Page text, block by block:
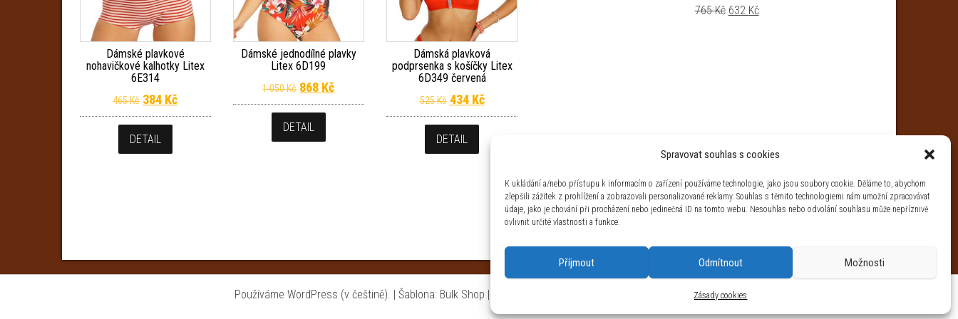
Spravovat souhlas s cookies
K ukládání a/nebo přístupu k informacím o zařízení používáme technologie, jako jsou soubory cookie. Děláme to, abychom
zlepšili zážitek z prohlížení a zobrazovali personalizované reklamy. Souhlas s těmito technologiemi nám umožní zpracovávat
údaje, jako je chování při procházení nebo jedinečná ID na tomto webu. Nesouhlas nebo odvolání souhlasu může nepříznivě
ovlivnit určité vlastnosti a funkce.
Příjmout Odmítnout Možnosti
Zásady cookies
Dámské plavkové
nohavičkové kalhotky Litex
6E314
465Kč Původní cena byla: 465 Kč.
384 KčAktuální cena je: 384 Kč.
DETAIL
Dámské jednodílné plavky
Litex 6D199
1 050Kč Původní cena byla: 1 050 Kč.
868 KčAktuální cena je: 868 Kč.
DETAIL
Dámská plavková
podprsenka s košíčky Litex
6D349 červená
525Kč Původní cena byla: 525 Kč.
434 KčAktuální cena je: 434 Kč.
DETAIL
765Kč Původní cena byla: 765 Kč.
632 KčAktuální cena je: 632 Kč.
Používáme WordPress (v češtině). | Šablona: Bulk Shop | ACIT s.r.o. Chodovská 228/3 Praha 4 IČ: 26454424